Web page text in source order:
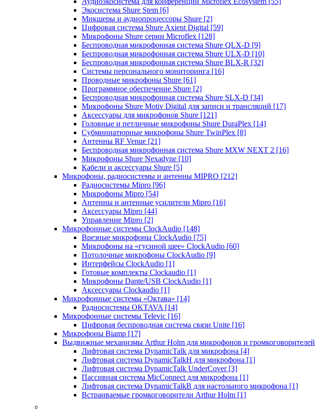
Экосистема Shure Stem [6]
Микшеры и аудиопроцессоры Shure [2]
Цифровая система Shure Axient Digital [59]
Микрофоны Shure серии Microflex [128]
Беспроводная микрофонная система Shure QLX-D [9]
Беспроводная микрофонная система Shure ULX-D [10]
Беспроводная микрофонная система Shure BLX-R [32]
Системы персонального мониторинга [16]
Проводные микрофоны Shure [61]
Программное обеспечение Shure [2]
Беспроводная микрофонная система Shure SLX-D [34]
Микрофоны Shure Motiv Digital для записи и трансляций [17]
Аксессуары для микрофонов Shure [121]
Головные и петличные микрофоны Shure DuraPlex [14]
Субминиатюрные микрофоны Shure TwinPlex [8]
Антенны RF Venue [21]
Беспроводная микрофонная система Shure MXW NEXT 2 [16]
Микрофоны Shure Nexadyne [10]
Кабели и аксессуары Shure [5]
Микрофоны, радиосистемы и антенны MIPRO [212]
Радиосистемы Mipro [96]
Микрофоны Mipro [54]
Антенны и антенные усилители Mipro [16]
Аксессуары Mipro [44]
Управление Mipro [2]
Микрофонные системы ClockAudio [148]
Врезные микрофоны ClockAudio [75]
Микрофоны на «гусиной шее» ClockAudio [60]
Потолочные микрофоны ClockAudio [9]
Интерфейсы ClockAudio [1]
Готовые комплекты Clockaudio [1]
Микрофоны Dante/USB ClockAudio [1]
Аксессуары Clockaudio [1]
Микрофонные системы «Октава» [14]
Радиосистемы OKTAVA [14]
Микрофонные системы Televic [16]
Цифровая беспроводная система связи Unite [16]
Микрофоны Biamp [17]
Выдвижные механизмы Arthur Holm для микрофонов и громкоговорителей
Лифтовая система DynamicTalk для микрофона [4]
Лифтовая система DynamicTalkH для микрофона [1]
Лифтовая система DynamicTalk UnderCover [3]
Пассивная система MicConnect для микрофона [1]
Лифтовая система DynamicTalkB для настольного микрофона [1]
Встраиваемые громкоговорители Arthur Holm [1]